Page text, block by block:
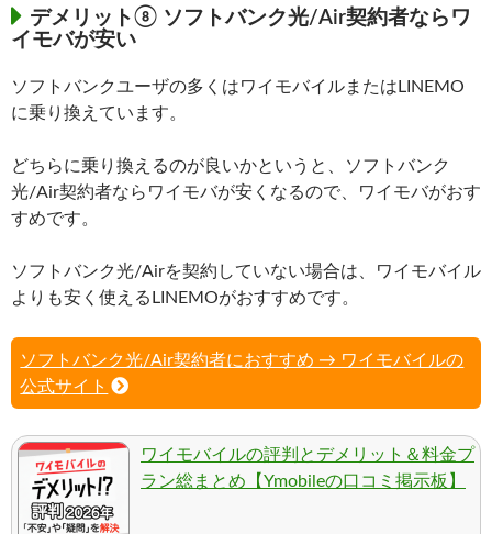
デメリット⑧ ソフトバンク光/Air契約者ならワ
イモバが安い
ソフトバンクユーザの多くはワイモバイルまたはLINEMO
に乗り換えています。
どちらに乗り換えるのが良いかというと、ソフトバンク
光/Air契約者ならワイモバが安くなるので、ワイモバがおす
すめです。
ソフトバンク光/Airを契約していない場合は、ワイモバイル
よりも安く使えるLINEMOがおすすめです。
ソフトバンク光/Air契約者におすすめ → ワイモバイルの
公式サイト
ワイモバイルの評判とデメリット＆料金プ
ラン総まとめ【Ymobileの口コミ掲示板】